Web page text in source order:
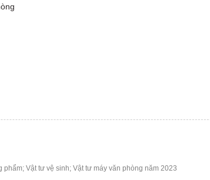
Vật tư vệ sinh; Vật tư máy văn phòng năm 2023